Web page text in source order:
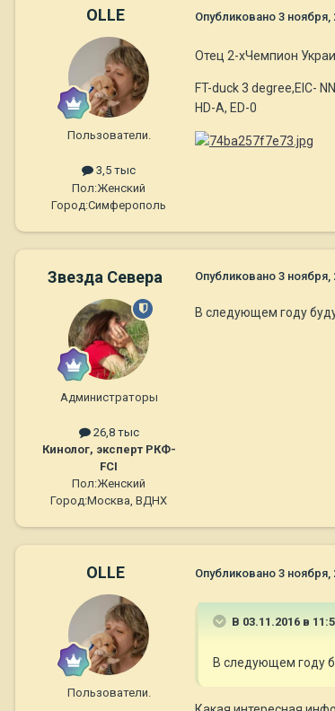
OLLE
Пользователи.
3,5 тыс
Пол:Женский
Город:Симферополь
Опубликовано 3 ноября,
Отец 2-хЧемпион
FT-duсk 3 degree,EIC-
HD-A, ED-0
Звезда Севера
Администраторы
26,8 тыс
Кинолог, эксперт РКФ-
FCI
Пол:Женский
Город:Москва, ВДНХ
Опубликовано 3 ноября,
В следующем году
OLLE
Пользователи.
Опубликовано 3 ноября,
В 03.11.2016 в
В следующем году